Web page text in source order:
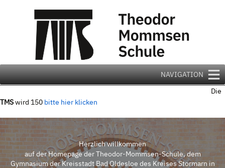
NAVIGATION
Die
TMSwird 150 bitte hier klicken
Herzlich willkommen
auf der Homepage der Theodor-Mommsen-Schule, dem
Gymnasium der Kreisstadt Bad Oldesloe des Kreises Stormarn in